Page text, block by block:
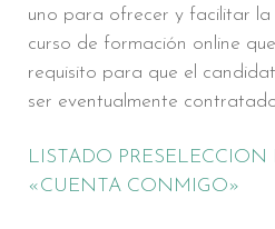
uno para ofrecer y facilitar la
curso de formación online
requisito para que el
ser eventualmente
LISTADO PRESELECCION
«CUENTA CONMIGO»